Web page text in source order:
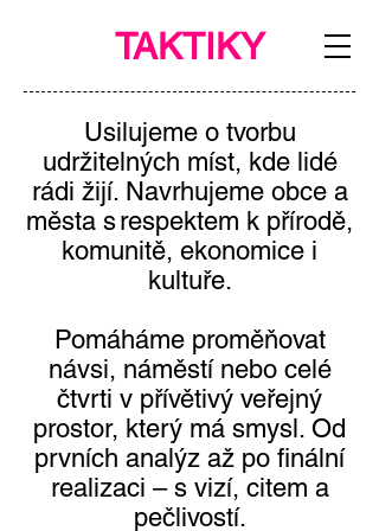
TAKTIKY
Usilujeme o tvorbu
udržitelných míst, kde lidé
rádi žijí. Navrhujeme obce a
města s respektem k přírodě,
komunitě, ekonomice i
kultuře.
Pomáháme proměňovat
návsi, náměstí nebo celé
čtvrti v přívětivý veřejný
prostor, který má smysl. Od
prvních analýz až po finální
realizaci – s vizí, citem a
pečlivostí.